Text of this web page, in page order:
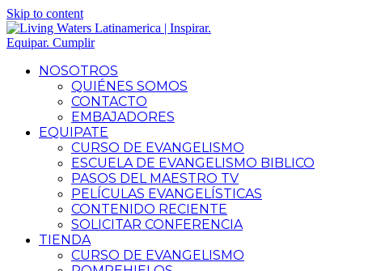
Skip to content
NOSOTROS
QUIÉNES SOMOS
CONTACTO
EMBAJADORES
EQUIPATE
CURSO DE EVANGELISMO
ESCUELA DE EVANGELISMO BIBLICO
PASOS DEL MAESTRO TV
PELÍCULAS EVANGELÍSTICAS
CONTENIDO RECIENTE
SOLICITAR CONFERENCIA
TIENDA
CURSO DE EVANGELISMO